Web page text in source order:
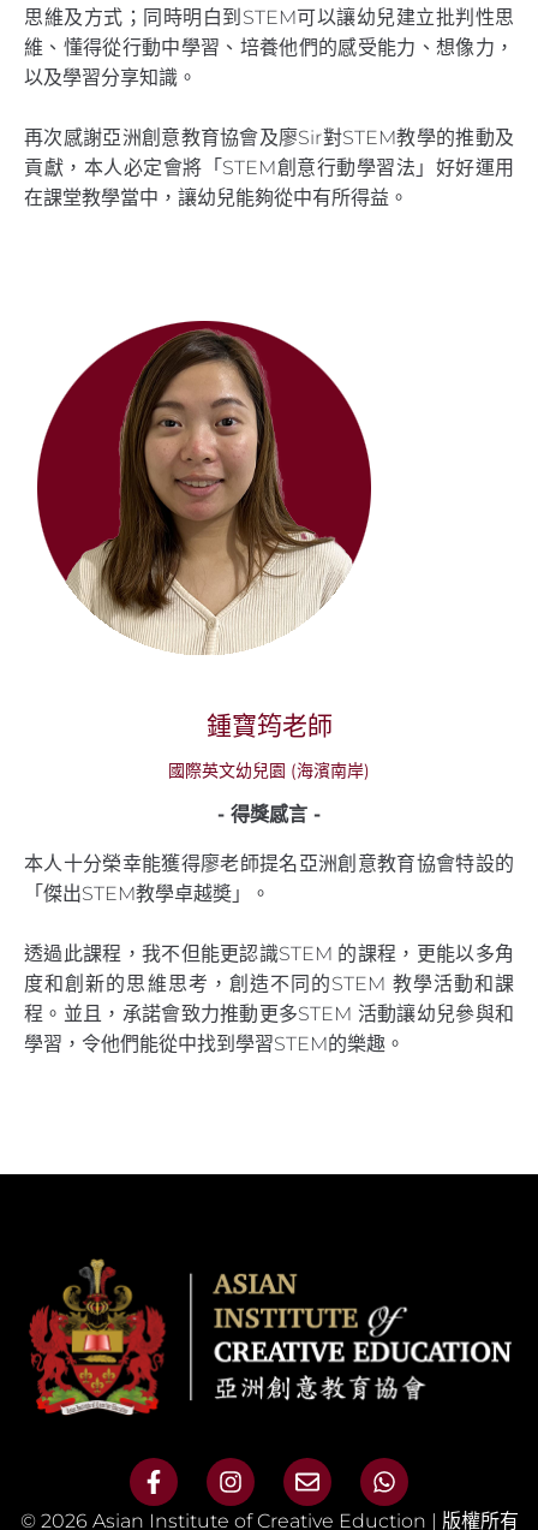
思維及方式；同時明白到STEM可以讓幼兒建立批判性思
維、懂得從行動中學習、培養他們的感受能力、想像力，
以及學習分享知識。
再次感謝亞洲創意教育協會及廖Sir對STEM教學的推動及
貢獻，本人必定會將「STEM創意行動學習法」好好運用
在課堂教學當中，讓幼兒能夠從中有所得益。
鍾寶筠老師
國際英文幼兒園 (海濱南岸)
- 得獎感言 -
本人十分榮幸能獲得廖老師提名亞洲創意教育協會特設的
「傑出STEM教學卓越奬」。
透過此課程，我不但能更認識STEM 的課程，更能以多角
度和創新的思維思考，創造不同的STEM 教學活動和課
程。並且，承諾會致力推動更多STEM 活動讓幼兒參與和
學習，令他們能從中找到學習STEM的樂趣。
© 2026 Asian Institute of Creative Eduction | 版權所有